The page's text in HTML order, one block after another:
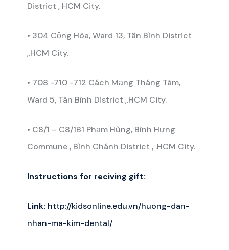
District , HCM City.
• 304 Cộng Hòa, Ward 13, Tân Bình District
,.HCM City.
• 708 -710 -712 Cách Mạng Tháng Tám,
Ward 5, Tân Bình District ,.HCM City.
• C8/1 – C8/1B1 Phạm Hùng, Bình Hưng
Commune , Bình Chánh District , .HCM City.
Instructions for reciving gift:
Link: http://kidsonline.edu.vn/huong-dan-
nhan-ma-kim-dental/